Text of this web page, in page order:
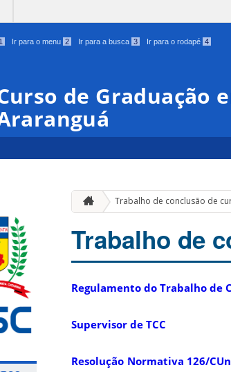
1 Ir para o menu 2 Ir para a busca 3 Ir para o rodapé 4
de Graduação
Trabalho de conclusão de
Trabalho de
Regulamento do Trabalho de
Supervisor de TCC
Resolução Normativa 126/